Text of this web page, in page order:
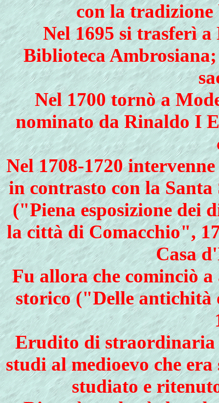
con la
Nel 1695 si trasferì
Biblioteca
Nel 1700 tornò a
nominato da Rinaldo I
Nel 1708-1720
in contrasto con la
("Piena esposizione dei
la città di Comacchio",
Casa
Fu allora che cominciò
storico ("Delle antichità
Erudito di straordinaria
studi al medioevo che
studiato e